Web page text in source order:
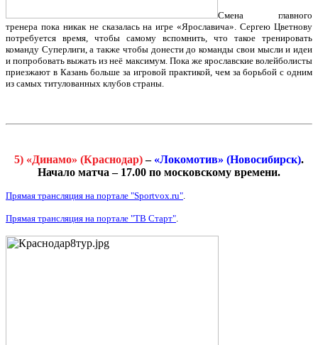
Смена главного
тренера пока никак не сказалась на игре «Ярославича». Сергею Цветнову
потребуется время, чтобы самому вспомнить, что такое тренировать
команду Суперлиги, а также чтобы донести до команды свои мысли и идеи
и попробовать выжать из неё максимум. Пока же ярославские волейболисты
приезжают в Казань больше за игровой практикой, чем за борьбой с одним
из самых титулованных клубов страны.
5) «Динамо» (Краснодар)– «Локомотив» (Новосибирск).
Начало матча – 17.00 по московскому времени.
Прямая трансляция на портале "Sportvox.ru".
Прямая трансляция на портале "ТВ Старт".